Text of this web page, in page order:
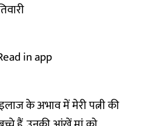
in app
के अभाव में मेरी पत्नी की